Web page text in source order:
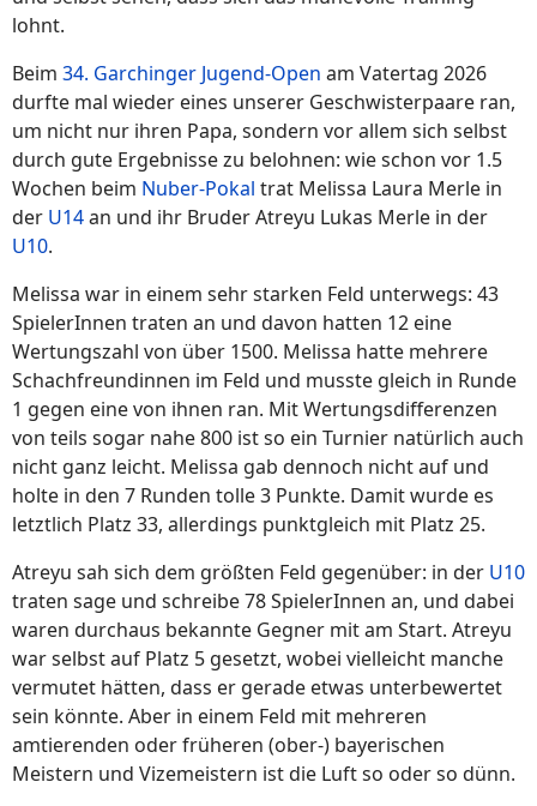
lohnt.
Beim 34. Garchinger Jugend-Open am Vatertag 2026
durfte mal wieder eines unserer Geschwisterpaare ran,
um nicht nur ihren Papa, sondern vor allem sich selbst
durch gute Ergebnisse zu belohnen: wie schon vor 1.5
Wochen beim Nuber-Pokal trat Melissa Laura Merle in
der U14an und ihr Bruder Atreyu Lukas Merle in der
U10.
Melissa war in einem sehr starken Feld unterwegs: 43
SpielerInnen traten an und davon hatten 12 eine
Wertungszahl von über 1500. Melissa hatte mehrere
Schachfreundinnen im Feld und musste gleich in Runde
1 gegen eine von ihnen ran. Mit Wertungsdifferenzen
von teils sogar nahe 800 ist so ein Turnier natürlich auch
nicht ganz leicht. Melissa gab dennoch nicht auf und
holte in den 7 Runden tolle 3 Punkte. Damit wurde es
letztlich Platz 33, allerdings punktgleich mit Platz 25.
Atreyu sah sich dem größten Feld gegenüber: in der U10
traten sage und schreibe 78 SpielerInnen an, und dabei
waren durchaus bekannte Gegner mit am Start. Atreyu
war selbst auf Platz 5 gesetzt, wobei vielleicht manche
vermutet hätten, dass er gerade etwas unterbewertet
sein könnte. Aber in einem Feld mit mehreren
amtierenden oder früheren (ober-) bayerischen
Meistern und Vizemeistern ist die Luft so oder so dünn.